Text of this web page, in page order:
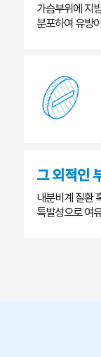
가슴부위에 지
분포하여 유방
그 외적인
내분비계 질환
특발성으로 여